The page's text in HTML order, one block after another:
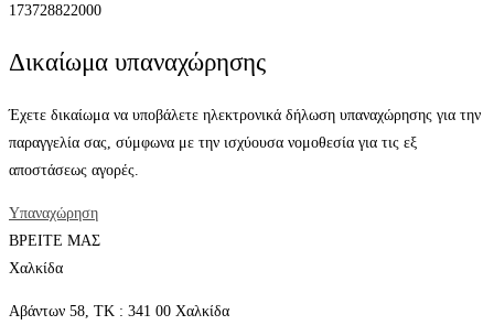
173728822000
Δικαίωμα υπαναχώρησης
Έχετε δικαίωμα να υποβάλετε ηλεκτρονικά δήλωση υπαναχώρησης για την
παραγγελία σας, σύμφωνα με την ισχύουσα νομοθεσία για τις εξ
αποστάσεως αγορές.
Υπαναχώρηση
ΒΡΕΙΤΕ ΜΑΣ
Χαλκίδα
Αβάντων 58, ΤΚ : 341 00 Χαλκίδα